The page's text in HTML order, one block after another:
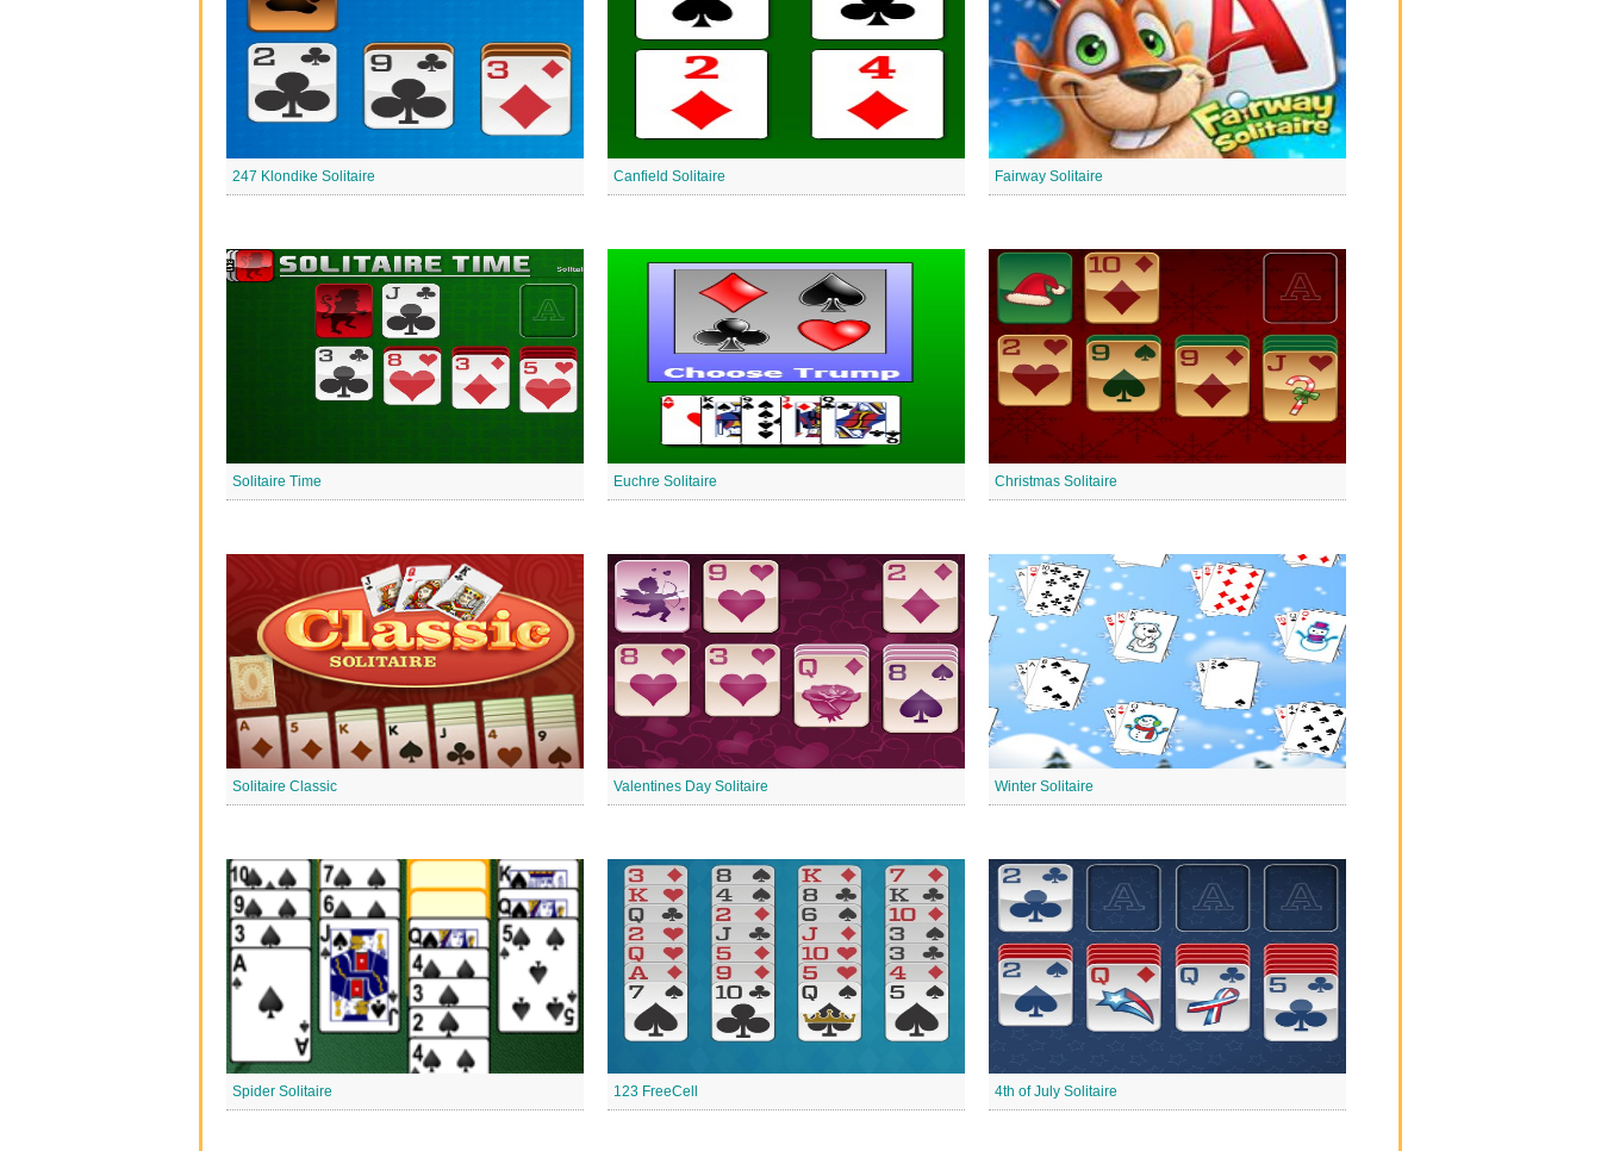
247 Klondike Solitaire Canfield Solitaire Fairway Solitaire
Solitaire Time Euchre Solitaire Christmas Solitaire
Solitaire Classic Valentines Day Solitaire Winter Solitaire
Spider Solitaire 123 FreeCell 4th of July Solitaire